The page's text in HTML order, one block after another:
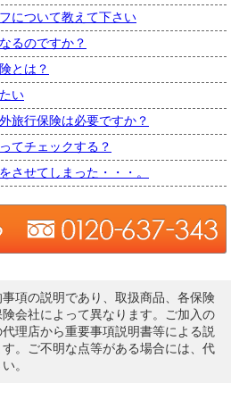
について教えて下さい
るのですか？
とは？
い
旅行保険は必要ですか？
てチェックする？
させてしまった・・・。
項の説明であり、取扱商品、各保険
会社によって異なります。ご加入の
理店から重要事項説明書等による説
。ご不明な点等がある場合には、代
。